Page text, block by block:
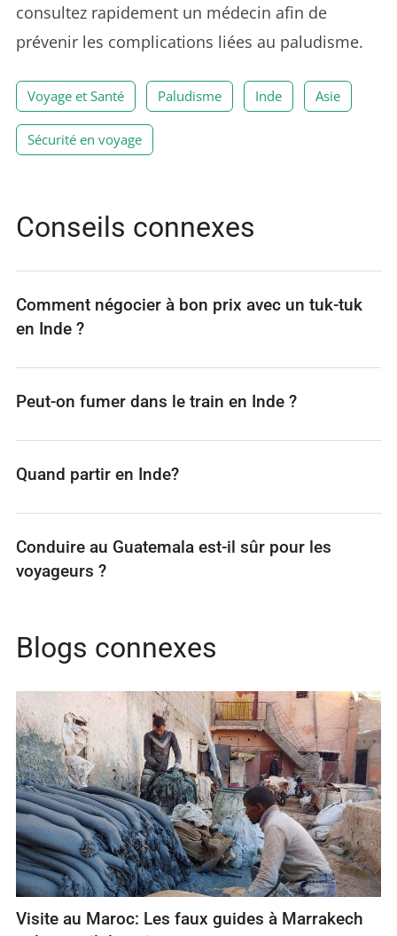
consultez rapidement un médecin afin de
prévenir les complications liées au paludisme.
Voyage et Santé Paludisme Inde Asie
Sécurité en voyage
Conseils connexes
Comment négocier à bon prix avec un tuk-tuk
en Inde ?
Peut-on fumer dans le train en Inde ?
Quand partir en Inde?
Conduire au Guatemala est-il sûr pour les
voyageurs ?
Blogs connexes
Visite au Maroc: Les faux guides à Marrakech